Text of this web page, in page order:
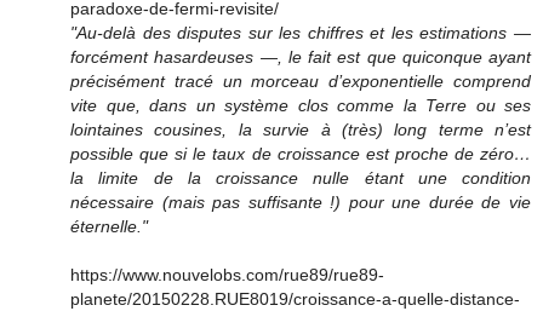
paradoxe-de-fermi-revisite/
"Au-delà des disputes sur les chiffres et les estimations —
forcément hasardeuses —, le fait est que quiconque ayant
précisément tracé un morceau d’exponentielle comprend
vite que, dans un système clos comme la Terre ou ses
lointaines cousines, la survie à (très) long terme n’est
possible que si le taux de croissance est proche de zéro…
la limite de la croissance nulle étant une condition
nécessaire (mais pas suffisante !) pour une durée de vie
éternelle."
https://www.nouvelobs.com/rue89/rue89-
planete/20150228.RUE8019/croissance-a-quelle-distance-